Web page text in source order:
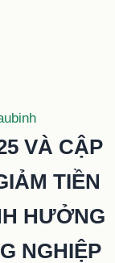
VÀ CẬP
TIỀN
HƯỞNG
NGHIỆP